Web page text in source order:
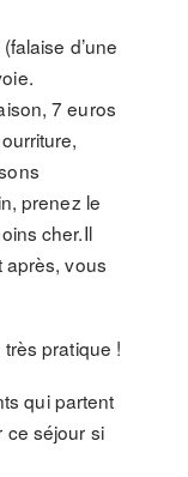
d’une
7 euros
prenez le
cher.Il
après, vous
pratique !
qui partent
ce séjour si